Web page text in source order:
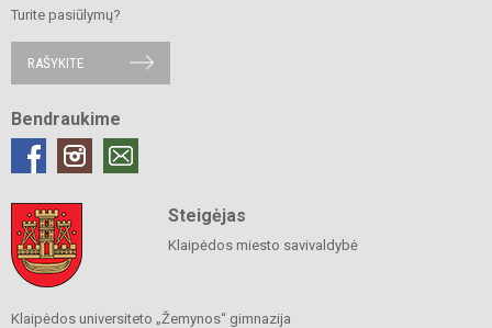
Turite pasiūlymų?
RAŠYKITE
Bendraukime
Steigėjas
Klaipėdos miesto savivaldybė
Klaipėdos universiteto „Žemynos“ gimnazija